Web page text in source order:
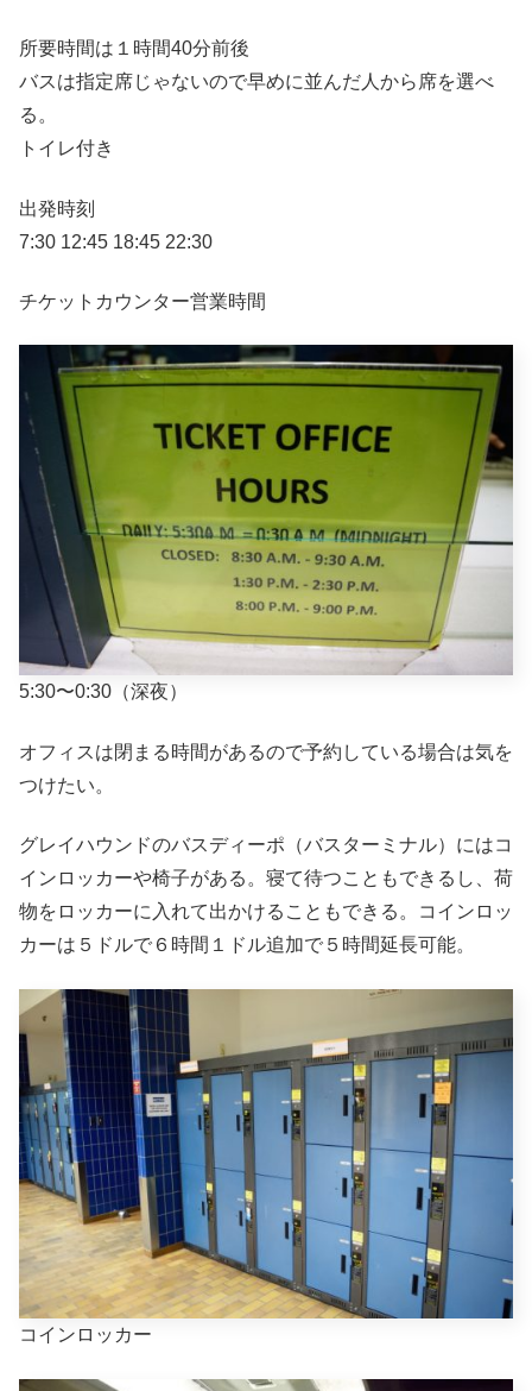
所要時間は１時間40分前後
バスは指定席じゃないので早めに並んだ人から席を選べ
る。
トイレ付き
出発時刻
7:30 12:45 18:45 22:30
チケットカウンター営業時間
5:30〜0:30（深夜）
オフィスは閉まる時間があるので予約している場合は気を
つけたい。
グレイハウンドのバスディーポ（バスターミナル）にはコ
インロッカーや椅子がある。寝て待つこともできるし、荷
物をロッカーに入れて出かけることもできる。コインロッ
カーは５ドルで６時間１ドル追加で５時間延長可能。
コインロッカー